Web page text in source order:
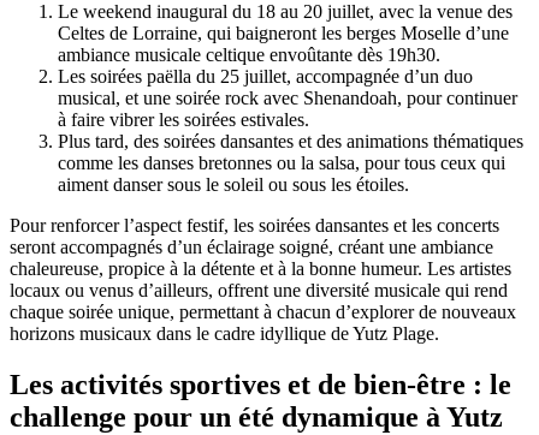
Le weekend inaugural du 18 au 20 juillet, avec la venue des
Celtes de Lorraine, qui baigneront les berges Moselle d’une
ambiance musicale celtique envoûtante dès 19h30.
Les soirées paëlla du 25 juillet, accompagnée d’un duo
musical, et une soirée rock avec Shenandoah, pour continuer
à faire vibrer les soirées estivales.
Plus tard, des soirées dansantes et des animations thématiques
comme les danses bretonnes ou la salsa, pour tous ceux qui
aiment danser sous le soleil ou sous les étoiles.
Pour renforcer l’aspect festif, les soirées dansantes et les concerts
seront accompagnés d’un éclairage soigné, créant une ambiance
chaleureuse, propice à la détente et à la bonne humeur. Les artistes
locaux ou venus d’ailleurs, offrent une diversité musicale qui rend
chaque soirée unique, permettant à chacun d’explorer de nouveaux
horizons musicaux dans le cadre idyllique de Yutz Plage.
Les activités sportives et de bien-être : le
challenge pour un été dynamique à Yutz